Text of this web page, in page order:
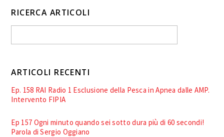
RICERCA ARTICOLI
ARTICOLI RECENTI
Ep. 158 RAI Radio 1 Esclusione della Pesca in Apnea dalle AMP.
Intervento FIPIA
Ep 157 Ogni minuto quando sei sotto dura più di 60 secondi!
Parola di Sergio Oggiano